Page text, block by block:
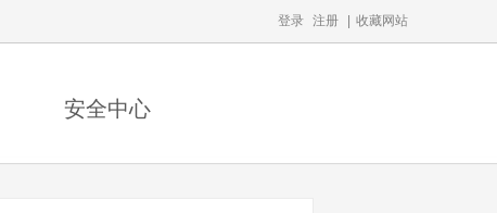
收藏网站
登录 注册
安全中心